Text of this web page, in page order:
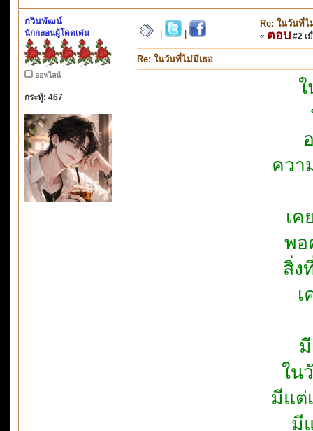
กวินพัฒน์
นักกลอนผู้โดดเด่น
ออฟไลน์
กระทู้: 467
Re: ในวันที่ไ
« ตอบ #2 เ
Re: ในวันที่ไม่มีเธอ
ควา
เค
พอ
สิ่ง
ใน
มีแต่
มี